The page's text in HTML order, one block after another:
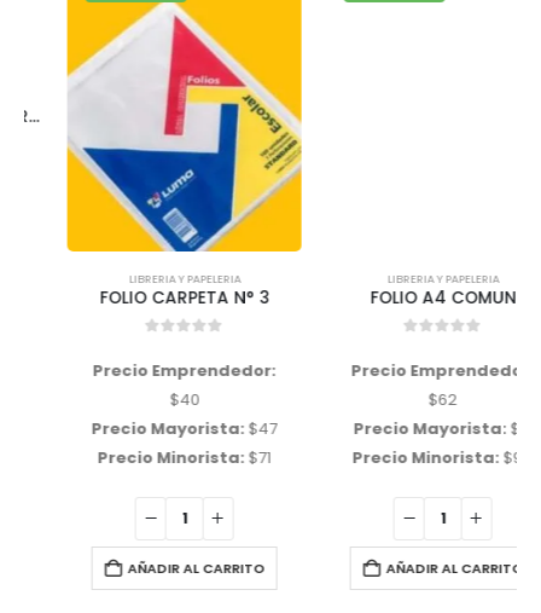
LIBRERIA Y PAPELERIA
FOLIO CARPETA N° 3
Precio Emprendedor:
Precio Mayorista:$47
Precio Minorista:$71
AÑADIR AL CARRITO
LIBRERIA Y PAPELERIA
FOLIO A4 COMUN
Precio Emprendedor:
Precio Mayorista:$71
Precio Minorista:$94
AÑADIR AL CARRITO